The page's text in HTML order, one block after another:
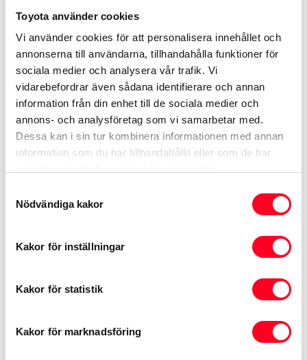
Toyota använder cookies
Vi använder cookies för att personalisera innehållet och
annonserna till användarna, tillhandahålla funktioner för
sociala medier och analysera vår trafik. Vi
vidarebefordrar även sådana identifierare och annan
information från din enhet till de sociala medier och
annons- och analysföretag som vi samarbetar med.
Dessa kan i sin tur kombinera informationen med annan
information som du har tillhandahållit eller som de har
Nödvändiga kakor
Kakor för inställningar
Kakor för statistik
Kakor för marknadsföring
Gör en slutbetalning och behåll bilen
efter kontraktstidens slut. Du
bestämmer själv vilken slutbetalning
du vill ha. Vi kan även hjälpa dig som
kund med att förlänga ditt befintliga